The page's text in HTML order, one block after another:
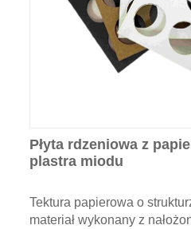
Płyta rdzeniowa z
plastra miodu
Tektura papierowa o
materiał wykonany z